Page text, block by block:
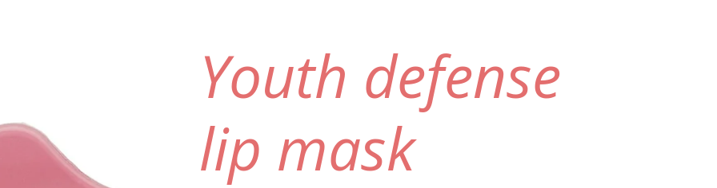
Youth defense
lip mask